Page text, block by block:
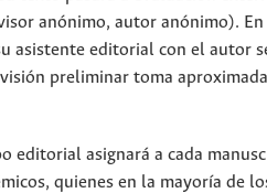
anónimo, autor anónimo).
asistente editorial con el autor
preliminar toma
editorial asignará a cada
quienes en la mayoría de